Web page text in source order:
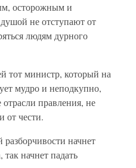
осторожным и
не отступают от
людям дурного
тот министр, который на
мудро и неподкупно,
отрасли правления, не
от чести.
разборчивости начнет
так начнет падать